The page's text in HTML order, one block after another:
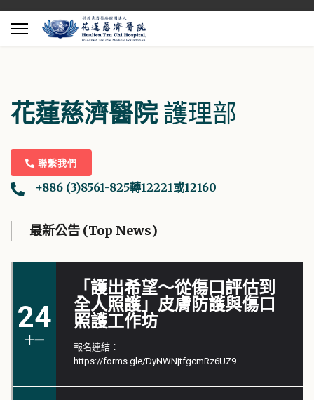
花蓮慈濟醫院護理部
聯繫我們
+886 (3)8561-825轉12221或12160
最新公告 (Top News)
24
全人照護」皮膚防護與傷口
照護工作坊
https://forms.gle/DyNWNjtfgcmRz6UZ9...
31
三 護理部 護理 研究申請說明...
24
十一
「護出希望～從傷口評估到
全人照護」皮膚防護與傷口
照護工作坊
報名連結：
https://forms.gle/DyNWNjtfgcmRz6UZ9...